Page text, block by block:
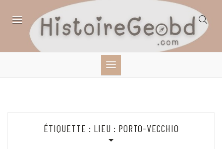
LITTÉRATURE EN
ÉTIQUETTE : LIEU : PORTO-VECCHIO